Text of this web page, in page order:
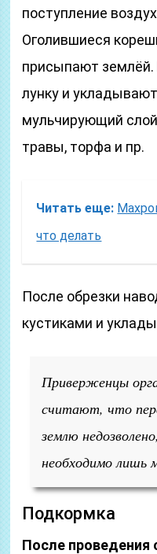
поступление
Оголившиеся
присыпают
лунку и
мульчирующий
травы, торфа и пр.
Читать еще:
что делать
После обрезки
кустиками и
Приверженцы
считают, что
землю
необходимо лишь
Подкормка
После проведения